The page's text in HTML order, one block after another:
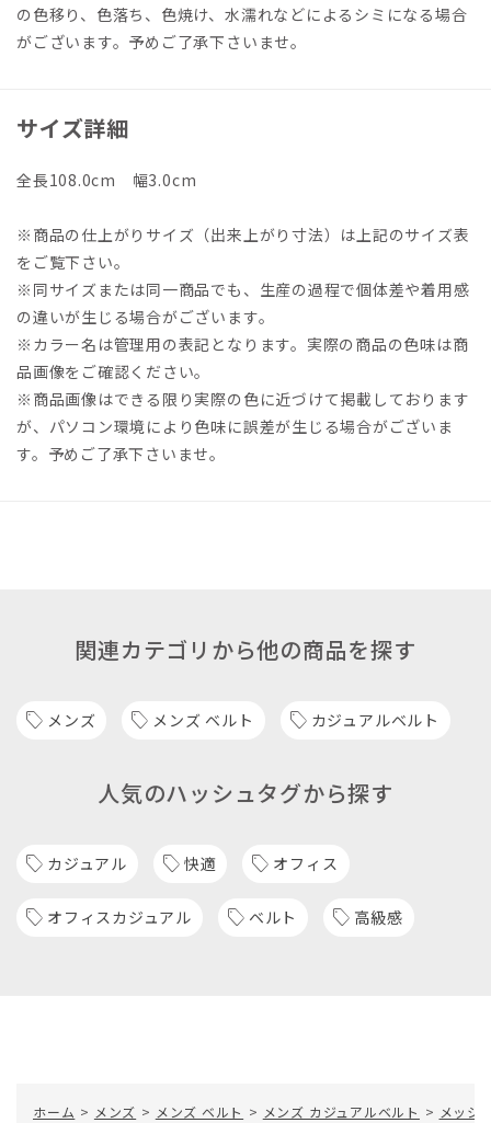
の色移り、色落ち、色焼け、水濡れなどによるシミになる場合
がございます。予めご了承下さいませ。
サイズ詳細
全長108.0cm 幅3.0cm
※商品の仕上がりサイズ（出来上がり寸法）は上記のサイズ表
をご覧下さい。
※同サイズまたは同一商品でも、生産の過程で個体差や着用感
の違いが生じる場合がございます。
※カラー名は管理用の表記となります。実際の商品の色味は商
品画像をご確認ください。
※商品画像はできる限り実際の色に近づけて掲載しております
が、パソコン環境により色味に誤差が生じる場合がございま
す。予めご了承下さいませ。
関連カテゴリから他の商品を探す
メンズ メンズ ベルト カジュアルベルト
人気のハッシュタグから探す
カジュアル 快適 オフィス
オフィスカジュアル ベルト 高級感
ホーム > メンズ > メンズ ベルト > メンズ カジュアルベルト > メッシ